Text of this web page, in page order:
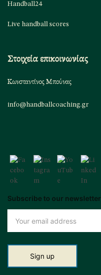
Handball24
Live handball scores
Στοιχεία επικοινωνίας
Κωνσταντίνος Μπούνας
info@handballcoaching.gr
Subscribe to our newsletter